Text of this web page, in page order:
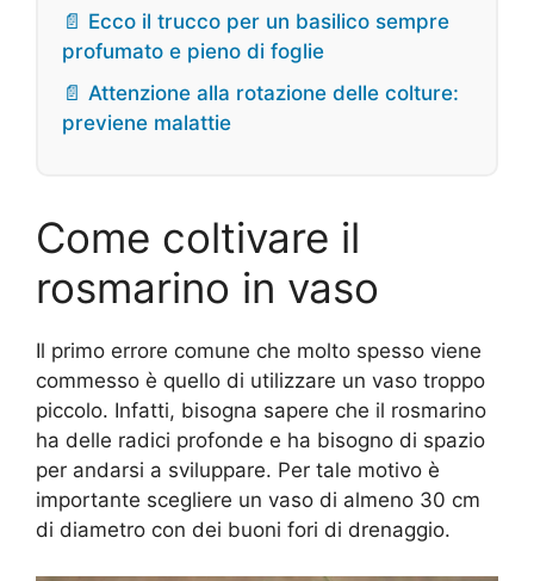
📄 Ecco il trucco per un basilico sempre
profumato e pieno di foglie
📄 Attenzione alla rotazione delle colture:
previene malattie
Come coltivare il
rosmarino in vaso
Il primo errore comune che molto spesso viene
commesso è quello di utilizzare un vaso troppo
piccolo. Infatti, bisogna sapere che il rosmarino
ha delle radici profonde e ha bisogno di spazio
per andarsi a sviluppare. Per tale motivo è
importante scegliere un vaso di almeno 30 cm
di diametro con dei buoni fori di drenaggio.